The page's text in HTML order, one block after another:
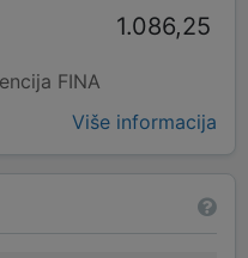
1.086,25
FINA
Više informacija